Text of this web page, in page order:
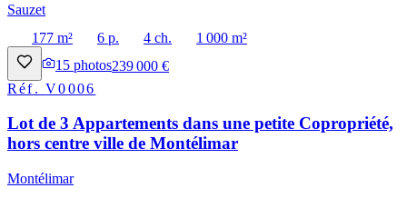
Sauzet
177 m²
6 p. 4 ch.
1 000 m²
15 photos239 000 €
Réf.V0006
Lot de 3 Appartements dans une petite Copropriété,
hors centre ville de Montélimar
Montélimar